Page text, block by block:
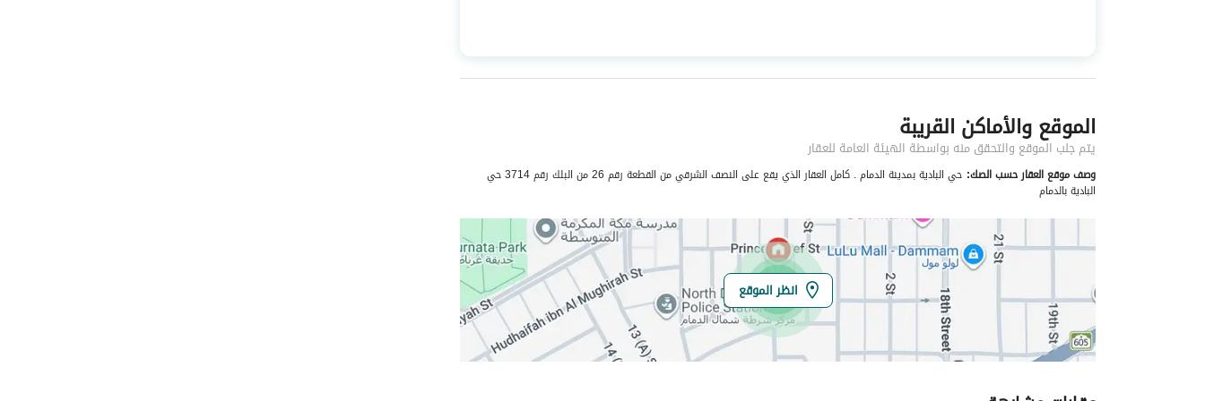
نوع العقار
عمائر سكنية
عدد الغرف
8
خدمات العقار
صرف صحي
نعم
هاتف
الياف ضوئية نعم
تفاصيل اضافية
عمر العقار
اكثر من عشر سنوات
عرض الشارع
15
هل يوجد اي التزام
على العقار ؟
لالا
الموقع والأماكن القريبة
يتم جلب الموقع والتحقق منه بواسطة الهيئة العامة للعقار
وصف موقع العقار حسب الصك:
حي البادية بمدينة الدمام . كامل العقار الذي يقع على النصف الشرقي من القطعة رقم 26 من البلك رقم 3714 حي
البادية بالدمام
انظر الموقع